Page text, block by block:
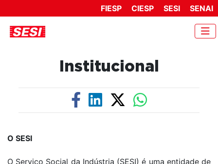
FIESP CIESP SESI SENAI
Institucional
O SESI
O Serviço Social da Indústria (SESI) é uma entidade de